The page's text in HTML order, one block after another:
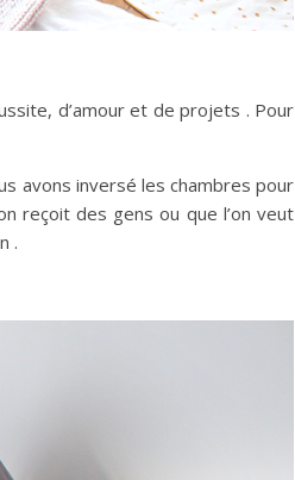
d’amour et de projets . Pour
avons inversé les chambres pour
reçoit des gens ou que l’on veut
.